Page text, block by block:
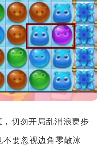
切勿开局乱消浪费步
要忽视边角零散冰